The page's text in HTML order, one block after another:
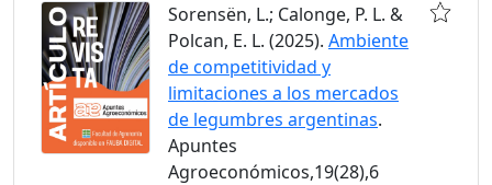
Sorensën, L.; Calonge, P. L. &
Polcan, E. L. (2025). Ambiente
de competitividad y
limitaciones a los mercados
de legumbres argentinas.
Apuntes
Agroeconómicos,19(28),6